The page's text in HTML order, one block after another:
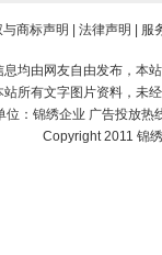
商标声明 | 法律声明 | 服
均由网友自由发布，本
站所有文字图片资料，未
位： 锦绣企业 广告投放热
Copyright 2011 锦